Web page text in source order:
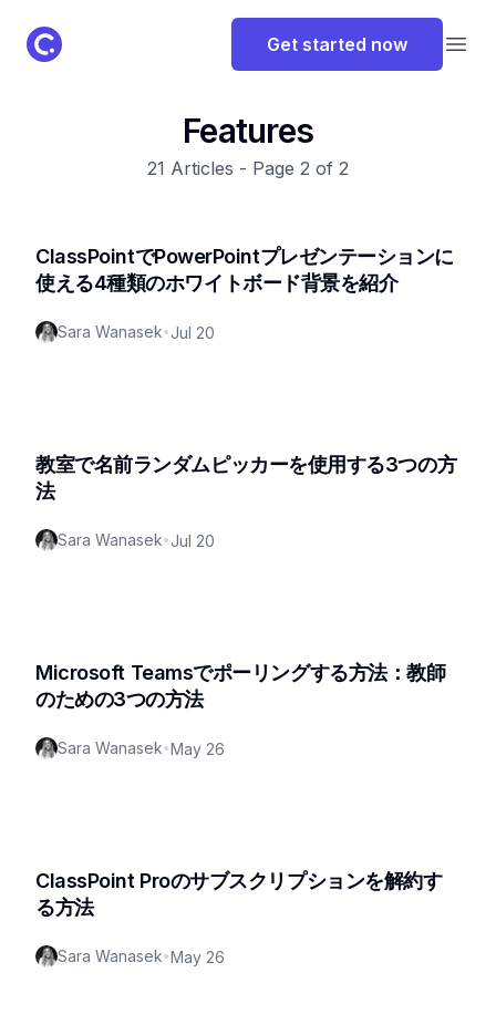
ClassPoint Logo Get started now
Features
21 Articles - Page 2 of 2
ClassPointでPowerPointプレゼンテーションに
使える4種類のホワイトボード背景を紹介
Sara Wanasek•Jul 20
教室で名前ランダムピッカーを使用する3つの方
法
Sara Wanasek•Jul 20
Microsoft Teamsでポーリングする方法：教師
のための3つの方法
Sara Wanasek•May 26
ClassPoint Proのサブスクリプションを解約す
る方法
Sara Wanasek•May 26